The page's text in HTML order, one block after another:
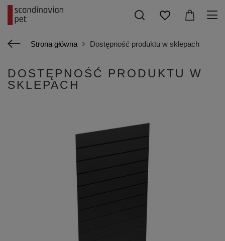
Strona główna Dostępność produktu w sklepach
DOSTĘPNOŚĆ PRODUKTU W
SKLEPACH